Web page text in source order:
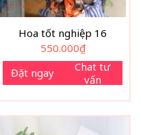
Hoa tốt nghiệp 16
550.000₫
Đặt ngay
Chat tư
vấn